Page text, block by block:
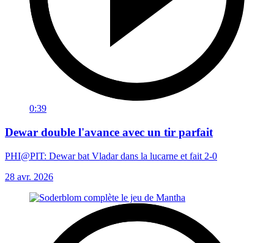
0:39
Dewar double l'avance avec un tir parfait
PHI@PIT: Dewar bat Vladar dans la lucarne et fait 2-0
28 avr. 2026